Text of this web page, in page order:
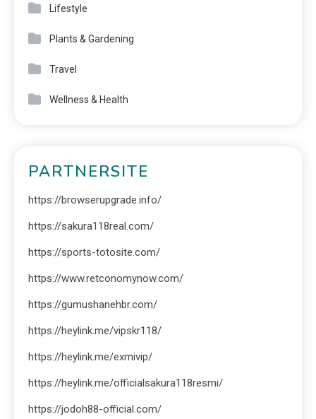
Lifestyle
Plants & Gardening
Travel
Wellness & Health
PARTNERSITE
https://browserupgrade.info/
https://sakura118real.com/
https://sports-totosite.com/
https://www.retconomynow.com/
https://gumushanehbr.com/
https://heylink.me/vipskr118/
https://heylink.me/exmivip/
https://heylink.me/officialsakura118resmi/
https://jodoh88-official.com/